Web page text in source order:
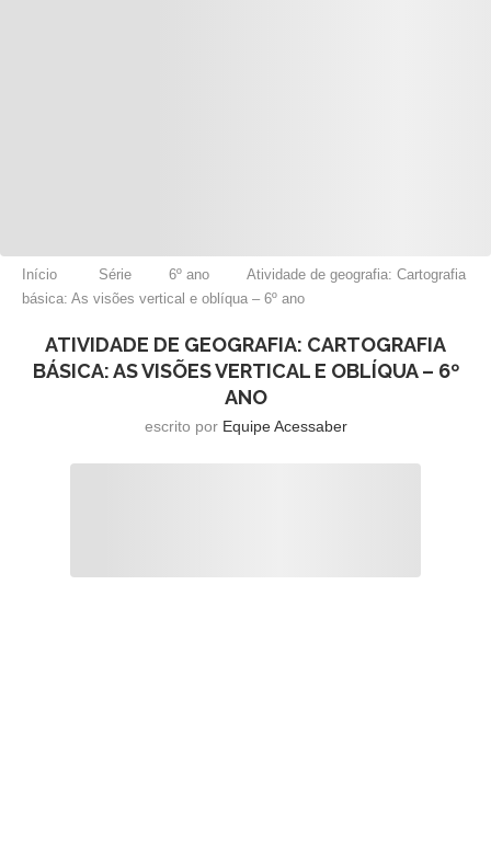
Início Série 6º ano
Atividade de geografia: Cartografia
básica: As visões vertical e oblíqua – 6º ano
ATIVIDADE DE GEOGRAFIA: CARTOGRAFIA
BÁSICA: AS VISÕES VERTICAL E OBLÍQUA – 6º
ANO
escrito por Equipe Acessaber